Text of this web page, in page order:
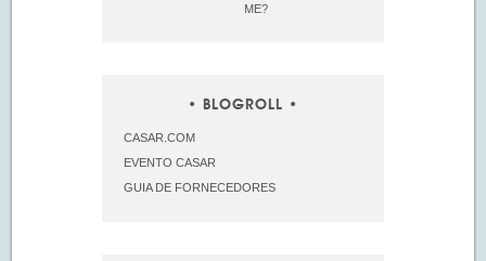
ME?
BLOGROLL
CASAR.COM
EVENTO CASAR
GUIA DE FORNECEDORES